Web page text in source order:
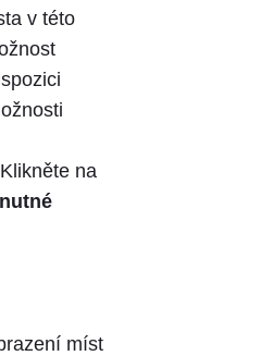
v této
na
míst